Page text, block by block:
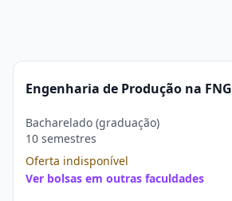
Engenharia de Produção na FNG
Bacharelado (graduação)
10 semestres
Oferta indisponível
Ver bolsas em outras faculdades